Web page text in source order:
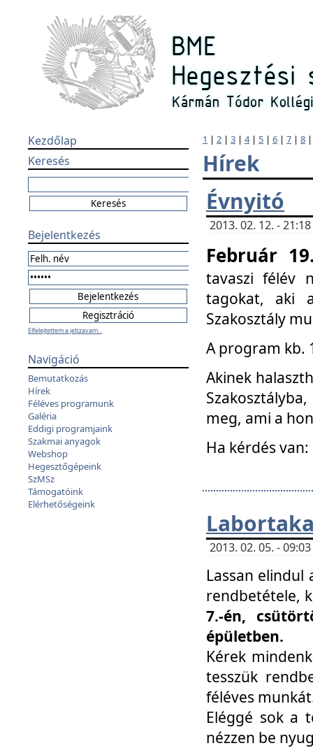
Kezdőlap
Keresés
Bejelentkezés
Elfelejtettem a jelszavam...
Navigáció
Bemutatkozás
Hírek
Féléves programunk
Galéria
Eddigi programjaink
Szakmai anyagok
Webshop
Hegesztőgépeink
SzMSz
Támogatóink
Elérhetőségeink
1 | 2 | 3 | 4| 5 | 6 | 7 | 8
Hírek
Évnyitó
2013. 02. 12. -
Február
tavaszi félév
tagokat, aki
Szakosztály
A program kb.
Akinek
meg, ami a
Ha kérdés
2013. 02. 05. -
Lassan elindul
rendbetétele,
7.-én,
épületben.
Kérek
tesszük
féléves
Eléggé sok a
nézzen be